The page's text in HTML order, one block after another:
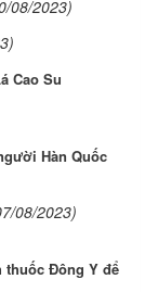
08/2023)
Cao Su
Hàn Quốc
08/2023)
thuốc Đông Y để